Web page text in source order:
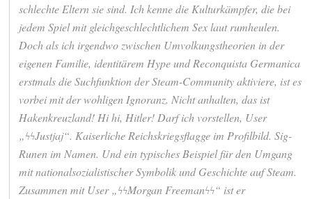
schlechte Eltern sie sind. Ich kenne die Kulturkämpfer, die bei
jedem Spiel mit gleichgeschlechtlichem Sex laut rumheulen.
Doch als ich irgendwo zwischen Umvolkungstheorien in der
eigenen Familie, identitärem Hype und Reconquista Germanica
erstmals die Suchfunktion der Steam-Community aktiviere, ist es
vorbei mit der wohligen Ignoranz. Nicht anhalten, das ist
Hakenkreuzland! Hi hi, Hitler! Darf ich vorstellen, User
„ϟϟJustjaj“. Kaiserliche Reichskriegsflagge im Profilbild. Sig-
Runen im Namen. Und ein typisches Beispiel für den Umgang
mit nationalsozialistischer Symbolik und Geschichte auf Steam.
Zusammen mit User „ϟϟMorgan Freemanϟϟ“ ist er